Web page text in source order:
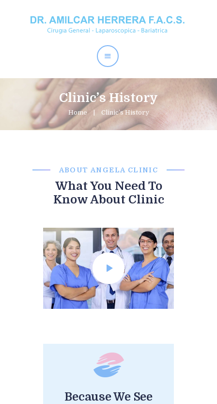
Clinic’s History
Home Clinic’s History
Dr. Amílcar Herrera
Perder Peso
Procedimientos
Contactos
ABOUT ANGELA CLINIC
What You Need To
Know About Clinic
Because We See